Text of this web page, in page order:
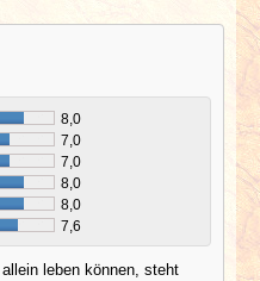
8,0
7,0
7,0
8,0
8,0
7,6
leben können, steht